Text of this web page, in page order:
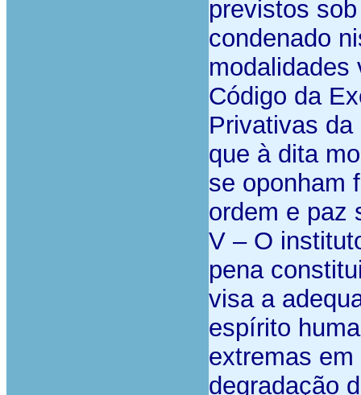
previstos
condenado
modalidades
Código da
Privativas
que à dita
se oponham
ordem e paz
V – O
pena
visa a
espírito
extremas
degradação